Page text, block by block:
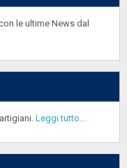
le ultime News dal
Leggi tutto...